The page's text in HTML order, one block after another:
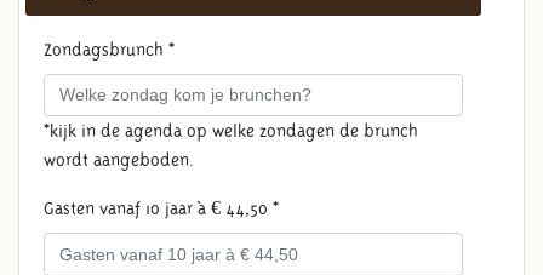
Zondagsbrunch *
*kijk in de agenda op welke zondagen de brunch
wordt aangeboden.
Gasten vanaf 10 jaar à € 44,50 *